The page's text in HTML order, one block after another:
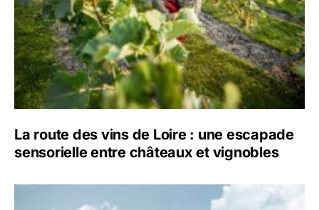
La route des vins de Loire : une escapade
sensorielle entre châteaux et vignobles